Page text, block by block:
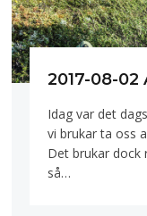
2017-08-02
Idag var det
vi brukar ta oss
Det brukar dock
så…